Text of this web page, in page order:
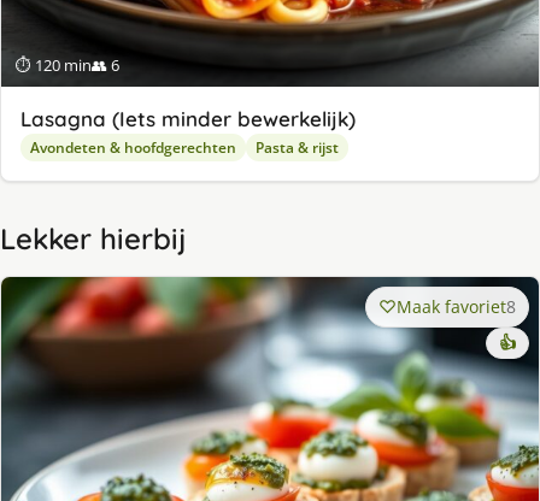
⏱ 120 min👥 6
Lasagna (Iets minder bewerkelijk)
Avondeten & hoofdgerechten Pasta & rijst
Lekker hierbij
Maak favoriet8
👍